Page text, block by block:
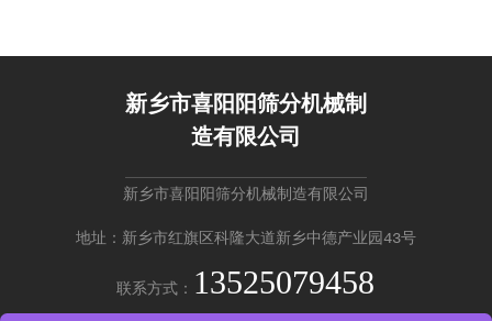
新乡市喜阳阳筛分机械制
造有限公司
新乡市喜阳阳筛分机械制造有限公司
地址：新乡市红旗区科隆大道新乡中德产业园43号
联系方式： 13525079458